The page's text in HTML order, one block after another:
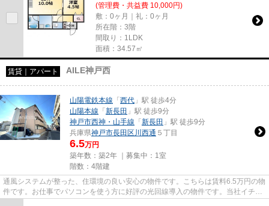
(管理費・共益費 10,000円)
敷：0ヶ月｜礼：0ヶ月
所在階：3階
間取り：1LDK
面積：34.57㎡
賃貸｜アパート AILE神戸西
山陽電鉄本線 「 西代 」駅 徒歩4分
山陽本線 「 新長田 」駅 徒歩9分
神戸市西神・山手線 「 新長田 」駅 徒歩9分
兵庫県神戸市長田区 川西通 ５丁目
6.5万円
築年数：築2年 ｜募集中： 1室
階数：4階建
通風システムが整った、住環境の良い安心の物件です。こちらは賃料6.5万円の物
件です。お仕事でパソコンを使う方に好評の光回線導入の物件です。当社イチオ